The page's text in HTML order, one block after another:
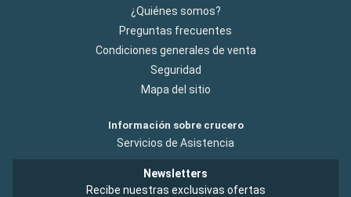
¿Quiénes somos?
Preguntas frecuentes
Condiciones generales de venta
Seguridad
Mapa del sitio
Información sobre crucero
Servicios de Asistencia
Newsletters
Recibe nuestras exclusivas ofertas